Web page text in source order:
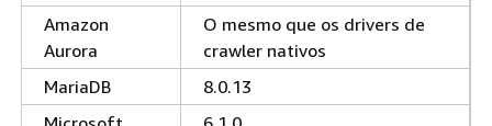
Amazon
Aurora
O mesmo que os drivers de
crawler nativos
MariaDB
8.0.13